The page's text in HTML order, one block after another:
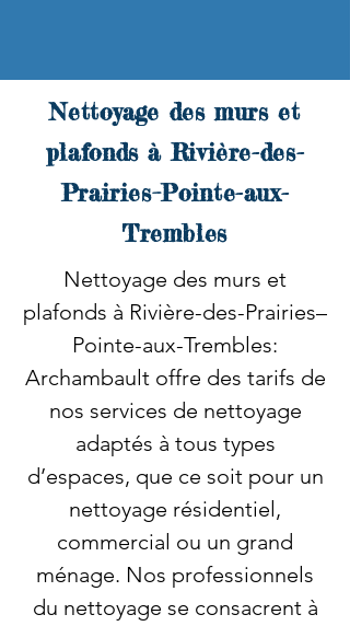
Nettoyage des murs et
plafonds à Rivière-des-
Prairies–Pointe-aux-
Trembles
Nettoyage des murs et
plafonds à Rivière-des-Prairies–
Pointe-aux-Trembles:
Archambault offre des tarifs de
nos services de nettoyage
adaptés à tous types
d’espaces, que ce soit pour un
nettoyage résidentiel,
commercial ou un grand
ménage. Nos professionnels
du nettoyage se consacrent à